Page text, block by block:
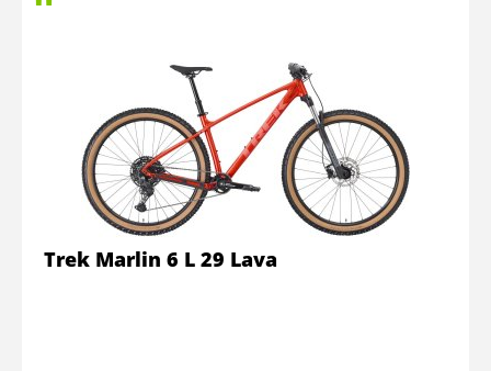
Trek Marlin 6 L 29 Lava